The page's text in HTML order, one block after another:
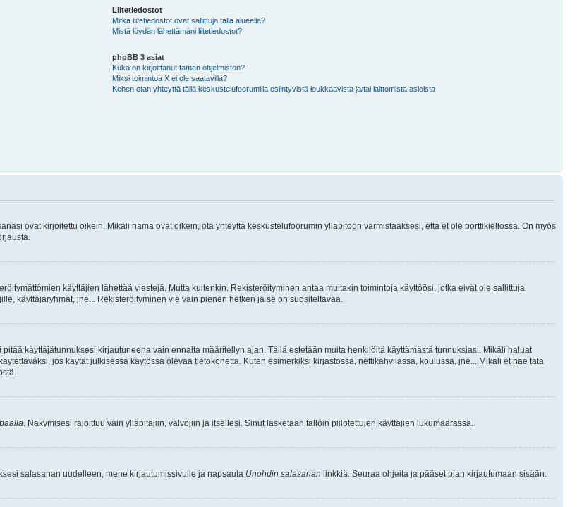
Liitetiedostot
Mitkä liitetiedostot ovat sallittuja tällä alueella?
Mistä löydän lähettämäni liitetiedostot?
phpBB 3 asiat
Kuka on kirjoittanut tämän ohjelmiston?
Miksi toimintoa X ei ole saatavilla?
Kehen otan yhteyttä tällä keskustelufoorumilla esiintyvistä loukkaavista ja/tai laittomista asioista
ovat kirjoitettu oikein. Mikäli nämä ovat oikein, ota yhteyttä keskustelufoorumin ylläpitoon varmistaaksesi, että et ole porttikiellossa. On myös
käyttäjien lähettää viestejä. Mutta kuitenkin. Rekisteröityminen antaa muitakin toimintoja käyttöösi, jotka eivät ole sallittuja
käyttäjäryhmät, jne... Rekisteröityminen vie vain pienen hetken ja se on suositeltavaa.
pitää käyttäjätunnuksesi kirjautuneena vain ennalta määritellyn ajan. Tällä estetään muita henkilöitä käyttämästä tunnuksiasi. Mikäli haluat
jos käytät julkisessa käytössä olevaa tietokonetta. Kuten esimerkiksi kirjastossa, nettikahvilassa, koulussa, jne... Mikäli et näe tätä
päällä . Näkymisesi rajoittuu vain ylläpitäjiin, valvojiin ja itsellesi. Sinut lasketaan tällöin piilotettujen käyttäjien lukumäärässä.
salasanan uudelleen, mene kirjautumissivulle ja napsauta Unohdin salasanan linkkiä. Seuraa ohjeita ja pääset pian kirjautumaan sisään.